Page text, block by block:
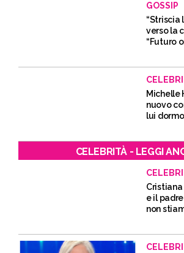
GOSSIP
“Striscia
verso la
“Futuro
Michelle
nuovo
lui
CELEBRITÀ - LEGGI
e il
non